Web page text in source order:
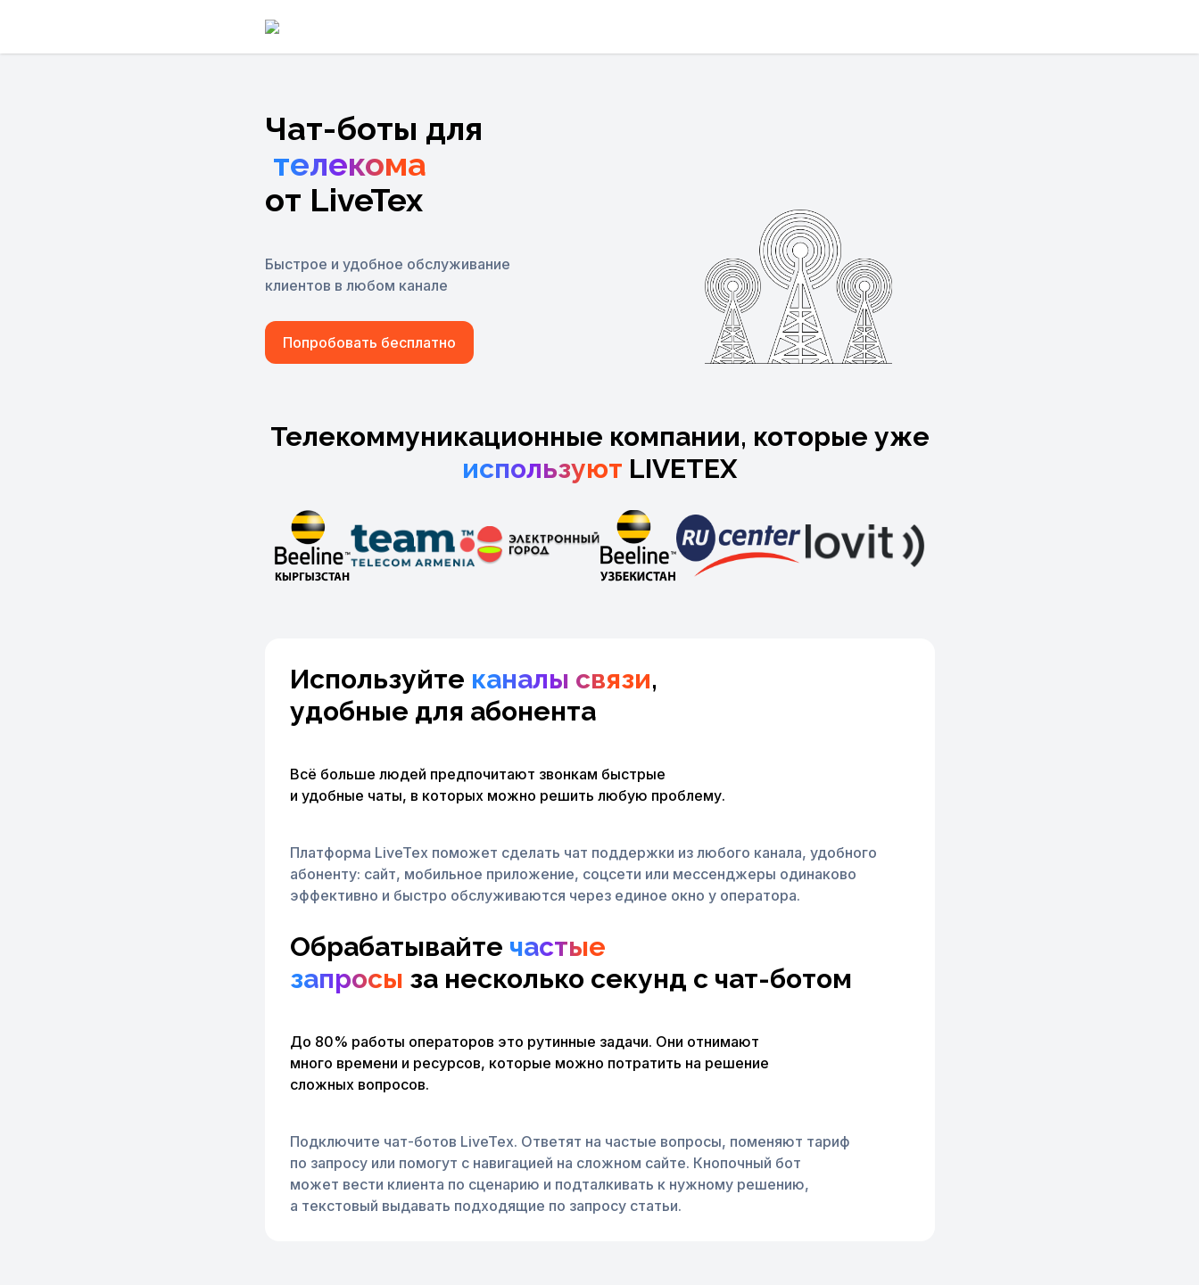
Чат-боты для
телекома
от LiveTex
Быстрое и удобное обслуживание
клиентов в любом канале
Попробовать бесплатно
Телекоммуникационные компании, которые уже
используют LIVETEX
Используйте каналы связи,
удобные для абонента
Всё больше людей предпочитают звонкам быстрые
и удобные чаты, в которых можно решить любую проблему.
Платформа LiveTex поможет сделать чат поддержки из любого канала, удобного
абоненту: сайт, мобильное приложение, соцсети или мессенджеры одинаково
эффективно и быстро обслуживаются через единое окно у оператора.
Обрабатывайте частые
запросы за несколько секунд с чат-ботом
До 80% работы операторов это рутинные задачи. Они отнимают
много времени и ресурсов, которые можно потратить на решение
сложных вопросов.
Подключите чат-ботов LiveTex. Ответят на частые вопросы, поменяют тариф
по запросу или помогут с навигацией на сложном сайте. Кнопочный бот
может вести клиента по сценарию и подталкивать к нужному решению,
а текстовый выдавать подходящие по запросу статьи.